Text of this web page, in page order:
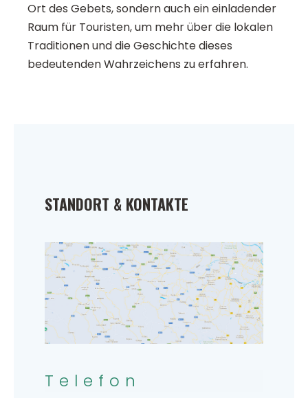
Ort des Gebets, sondern auch ein einladender
Raum für Touristen, um mehr über die lokalen
Traditionen und die Geschichte dieses
bedeutenden Wahrzeichens zu erfahren.
STANDORT & KONTAKTE
Telefon